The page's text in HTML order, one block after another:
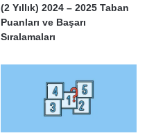
(2 Yıllık) 2024 – 2025 Taban
Puanları ve Başarı
Sıralamaları